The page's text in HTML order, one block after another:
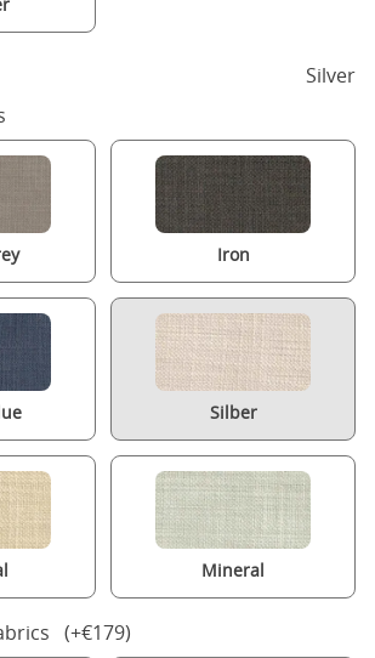
Silver
Iron
Silber
Mineral
(+€179)